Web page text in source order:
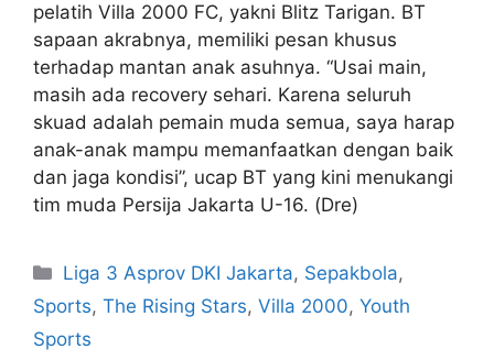
pelatih Villa 2000 FC, yakni Blitz Tarigan. BT
sapaan akrabnya, memiliki pesan khusus
terhadap mantan anak asuhnya. “Usai main,
masih ada recovery sehari. Karena seluruh
skuad adalah pemain muda semua, saya harap
anak-anak mampu memanfaatkan dengan baik
dan jaga kondisi”, ucap BT yang kini menukangi
tim muda Persija Jakarta U-16. (Dre)
Liga 3 Asprov DKI Jakarta, Sepakbola,
Sports, The Rising Stars, Villa 2000, Youth
Sports